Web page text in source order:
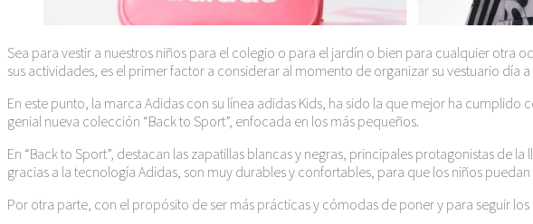
Sea para vestir a nuestros niños para el colegio o para el jardín o bien para cualquier
sus actividades, es el primer factor a considerar al momento de organizar su vestuario día a
En este punto, la marca Adidas con su línea adidas Kids, ha sido la que mejor ha
genial nueva colección “Back to Sport”, enfocada en los más pequeños.
En “Back to Sport”, destacan las zapatillas blancas y negras, principales protagonistas de
gracias a la tecnología Adidas, son muy durables y confortables, para que los niños
Por otra parte, con el propósito de ser más prácticas y cómodas de poner y para seguir